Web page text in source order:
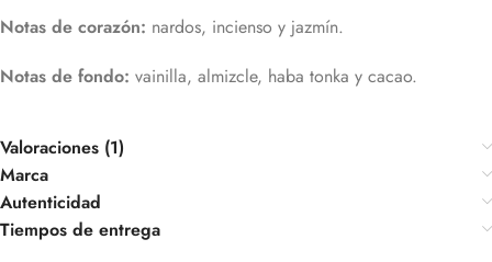
Notas de corazón: nardos, incienso y jazmín.
Notas de fondo: vainilla, almizcle, haba tonka y cacao.
Valoraciones (1)
Marca
Autenticidad
Tiempos de entrega